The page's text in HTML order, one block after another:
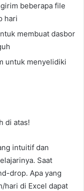
beberapa file
hari
membuat dasbor
untuk menyelidiki
di atas!
intuitif dan
Saat
drop. Apa yang
hari di Excel dapat